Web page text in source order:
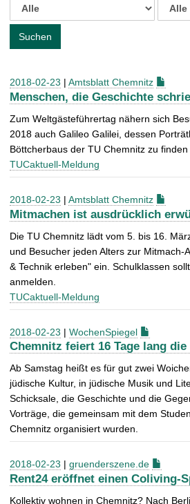
e
h
:
Suchen
2018-02-23 | Amtsblatt Chemnitz
Menschen, die Geschichte
Zum Weltgästeführertag nähern sich
2018 auch Galileo Galilei, dessen
Böttcherbaus der TU Chemnitz zu finden
TUCaktuell-Meldung
2018-02-23 | Amtsblatt Chemnitz
Mitmachen ist ausdrücklich
Die TU Chemnitz lädt vom 5. bis 16.
und Besucher jeden Alters zur Mitmach-
& Technik erleben" ein. Schulklassen
anmelden.
TUCaktuell-Meldung
2018-02-23 | WochenSpiegel
Chemnitz feiert 16 Tage lang
Ab Samstag heißt es für gut zwei
jüdische Kultur, in jüdische Musik und
Schicksale, die Geschichte und die
Vorträge, die gemeinsam mit dem
Chemnitz organisiert wurden.
2018-02-23 | gruenderszene.de
Rent24 eröffnet einen Coliving-
Kollektiv wohnen in Chemnitz? Nach